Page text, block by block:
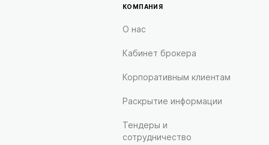
КОМПАНИЯ
О нас
Кабинет брокера
Корпоративным клиентам
Раскрытие информации
Тендеры и
сотрудничество